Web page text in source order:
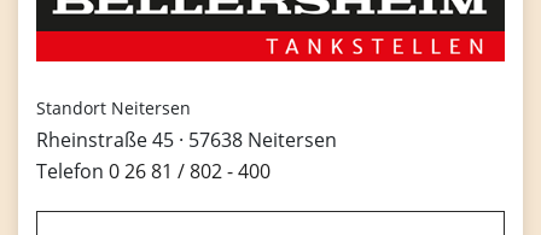
Standort Neitersen
Rheinstraße 45 · 57638 Neitersen
Telefon 0 26 81 / 802 - 400